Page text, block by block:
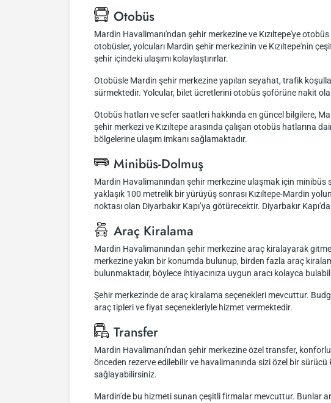
Otobüs
Mardin Havalimanı'ndan şehir merkezine ve Kızıltepe'ye
otobüsler, yolcuları Mardin şehir merkezinin ve Kızıltepe'nin
şehir içindeki ulaşımı kolaylaştırırlar.
Otobüsle Mardin şehir merkezine yapılan seyahat, trafik
sürmektedir. Yolcular, bilet ücretlerini otobüs şoförüne nakit
Otobüs hatları ve sefer saatleri hakkında en güncel bilgilere,
şehir merkezi ve Kızıltepe arasında çalışan otobüs hatlarına
bölgelerine ulaşım imkanı sağlamaktadır.
Minibüs-Dolmuş
Mardin Havalimanından şehir merkezine ulaşmak için minibüs
yaklaşık 100 metrelik bir yürüyüş sonrası Kızıltepe-Mardin
noktası olan Diyarbakır Kapı’ya götürecektir. Diyarbakır
Araç Kiralama
Mardin Havalimanından şehir merkezine araç kiralayarak
merkezine yakın bir konumda bulunup, birden fazla araç
bulunmaktadır, böylece ihtiyacınıza uygun aracı kolayca
Şehir merkezinde de araç kiralama seçenekleri mevcuttur.
araç tipleri ve fiyat seçenekleriyle hizmet vermektedir.
Transfer
Mardin Havalimanı'ndan şehir merkezine özel transfer,
önceden rezerve edilebilir ve havalimanında sizi özel bir sürücü
sağlayabilirsiniz.
Mardin'de bu hizmeti sunan çeşitli firmalar mevcuttur. Bunlar